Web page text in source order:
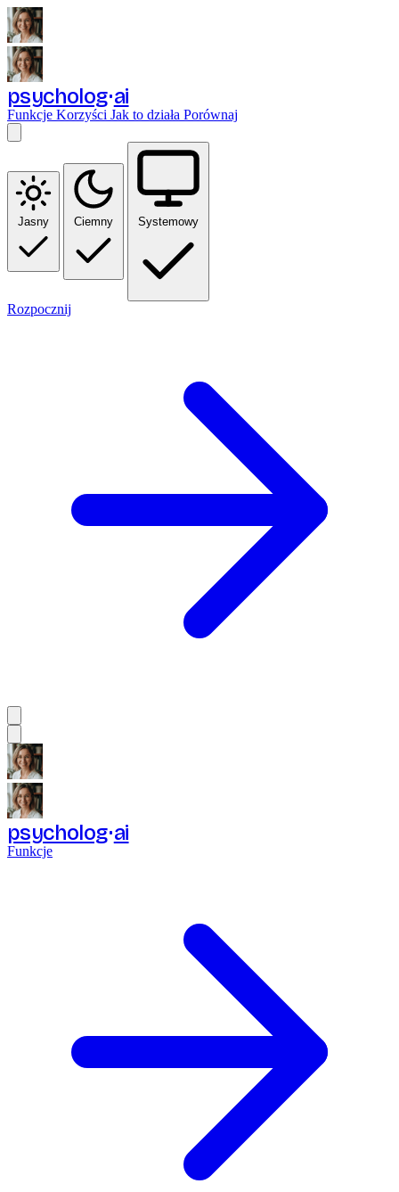
psycholog ai
Funkcje Korzyści Jak to działa Porównaj
Jasny Ciemny Systemowy
Rozpocznij
psycholog ai
Funkcje